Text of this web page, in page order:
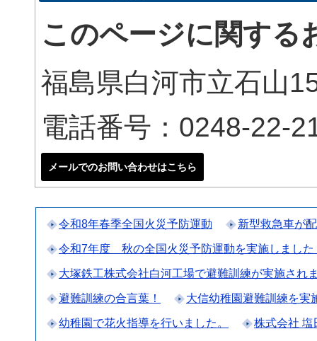
このページに関する
福島県白河市立石山
電話番号：0248-22-
メールでのお問い合わせはこちら
令和8年春季全国火災予防運動 新型救急車が
令和7年度 秋の全国火災予防運動を実施しました
大塚鉄工株式会社白河工場で避難訓練が実施され
避難訓練の合言葉！ 大信幼稚園避難訓練を実
幼稚園で花火指導を行いました。 株式会社 塩